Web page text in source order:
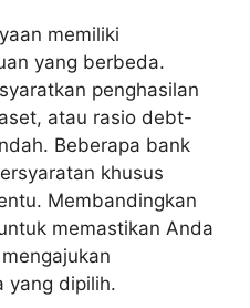
memiliki
yang berbeda.
penghasilan
atau rasio debt-
Beberapa bank
khusus
Membandingkan
memastikan Anda
yang dipilih.